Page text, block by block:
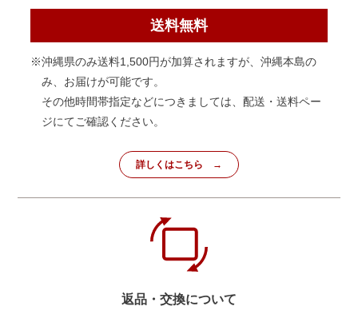
送料無料
※沖縄県のみ送料1,500円が加算されますが、沖縄本島の
み、お届けが可能です。
その他時間帯指定などにつきましては、配送・送料ペー
ジにてご確認ください。
詳しくはこちら
返品・交換について